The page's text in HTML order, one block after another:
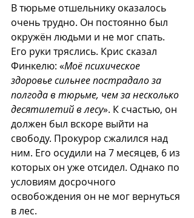
В тюрьме отшельнику оказалось
очень трудно. Он постоянно был
окружён людьми и не мог спать.
Его руки тряслись. Крис сказал
Финкелю: «Моё психическое
здоровье сильнее пострадало за
полгода в тюрьме, чем за несколько
десятилетий в лесу». К счастью, он
должен был вскоре выйти на
свободу. Прокурор сжалился над
ним. Его осудили на 7 месяцев, 6 из
которых он уже отсидел. Однако по
условиям досрочного
освобождения он не мог вернуться
в лес.